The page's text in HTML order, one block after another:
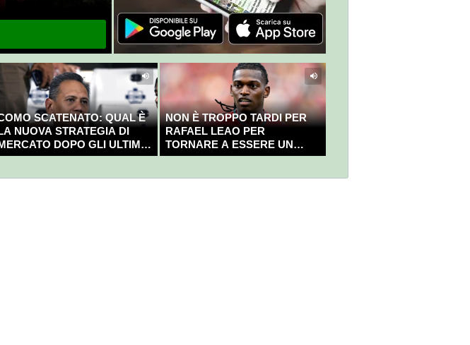
SCATENATO: QUAL È
NUOVA STRATEGIA DI
DOPO GLI ULTIMI
NON È TROPPO TARDI PER
RAFAEL LEAO PER
TORNARE A ESSERE UN
CAMPIONE